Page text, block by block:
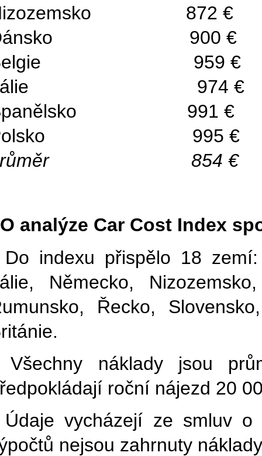
900
959
974 €
995
854
O analýze Car Cost Index
Do indexu přispělo 18
Německo,
Řecko,
Všechny náklady jsou
roční nájezd 20
Údaje vycházejí ze smluv o
nejsou zahrnuty